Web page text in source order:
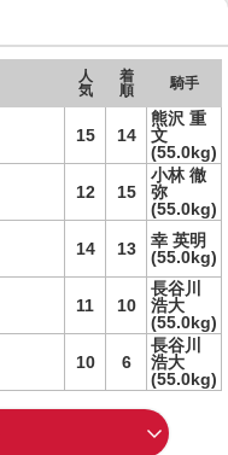
人
気
着
順
騎手
15 14
熊沢 重
文
(55.0kg)
12 15
小林 徹
弥
(55.0kg)
14 13
幸 英明
(55.0kg)
11 10
長谷川
浩大
(55.0kg)
10 6
長谷川
浩大
(55.0kg)